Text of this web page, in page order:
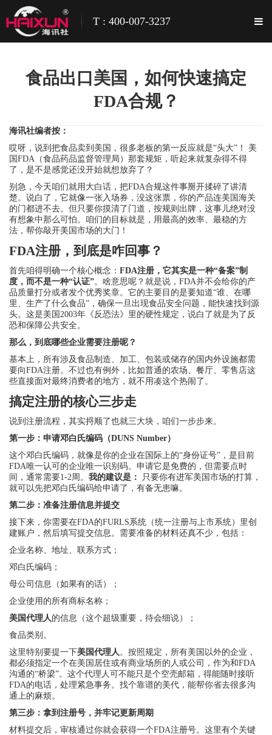
T : 400-007-3237
食品出口美国，如何快速搞定
FDA合规？
海讯社编者按：
哎呀，说到把食品卖到美国，很多老板的第一反应就是“头大”！ 美
国FDA（食品药品监督管理局）那套规矩，听起来就复杂得不得
了，是不是感觉还没开始就想放弃了？
别急，今天咱们就用大白话，把FDA合规这件事掰开揉碎了讲清
楚。说白了，它就像一张入场券，没这张票，你的产品连美国海关
的门都进不去。但只要你摸清了门道，按规则出牌，这事儿绝对没
有想象中那么可怕。咱们的目标就是，用最高的效率、最稳的方
法，帮你敲开美国市场的大门！
FDA注册，到底是咋回事？
首先咱得明确一个核心概念： FDA注册，它其实是一种“备案”制
度，而不是一种“认证”。啥意思呢？就是说，FDA并不会给你的产
品质量打分或者发个优秀奖章。它的主要目的是要知道“谁、在哪
里、生产了什么食品”，确保一旦出现食品安全问题，能快速找到源
头。这是美国2003年《反恐法》里的硬性规定，说白了就是为了反
恐和保障公共安全。
那么，到底哪些企业需要注册呢？
基本上，所有涉及食品制造、加工、包装或储存的国内外设施都需
要向FDA注册。不过也有例外，比如普通的农场、餐厅、零售店这
些直接面对最终消费者的地方，就不用凑这个热闹了。
搞定注册的核心三步走
说到注册流程，其实捋顺了也就三大块，咱们一步步来。
第一步：申请邓白氏编码（DUNS Number）
这个邓白氏编码，就像是你的企业在国际上的“身份证号”，是目前
FDA唯一认可的企业唯一识别码。申请它是免费的，但需要点时
间，通常需要1-2周。 我的建议是：
只要你有进军美国市场的打算，
就可以先把邓白氏编码给申请了，有备无患嘛。
第二步：准备注册信息并提交
接下来，你需要在FDA的FURLS系统（统一注册与上市系统）里创
建账户，然后填写提交信息。需要准备的材料还真不少，包括：
企业名称、地址、联系方式；
邓白氏编码；
母公司信息（如果有的话）；
企业使用的所有商标名称；
美国代理人的信息（这个超级重要，待会细说）；
食品类别。
这里特别要提一下美国代理人。按照规定，所有美国以外的企业，
都必须指定一个在美国居住或有商业场所的人或公司，作为和FDA
沟通的“桥梁”。这个代理人可不能只是个空壳邮箱，得能随时接听
FDA的电话，处理紧急事务。找个靠谱的美代，能帮你省去很多沟
通上的麻烦。
第三步：拿到注册号，并牢记更新周期
材料提交后，审核通过你就会获得一个FDA注册号。这里有个关键